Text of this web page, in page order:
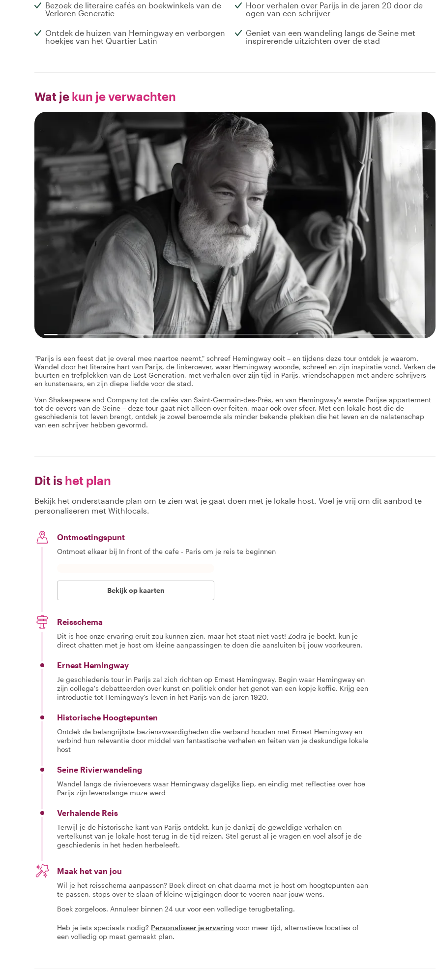
Bezoek de literaire cafés en boekwinkels van de
Verloren Generatie
Hoor verhalen over Parijs in de jaren 20 door de
ogen van een schrijver
Ontdek de huizen van Hemingway en verborgen
hoekjes van het Quartier Latin
Geniet van een wandeling langs de Seine met
inspirerende uitzichten over de stad
Wat je kun je verwachten
"Parijs is een feest dat je overal mee naartoe neemt," schreef Hemingway ooit – en tijdens deze tour ontdek je waarom.
Wandel door het literaire hart van Parijs, de linkeroever, waar Hemingway woonde, schreef en zijn inspiratie vond. Verken de
buurten en trefplekken van de Lost Generation, met verhalen over zijn tijd in Parijs, vriendschappen met andere schrijvers
en kunstenaars, en zijn diepe liefde voor de stad.
Van Shakespeare and Company tot de cafés van Saint-Germain-des-Prés, en van Hemingway's eerste Parijse appartement
tot de oevers van de Seine – deze tour gaat niet alleen over feiten, maar ook over sfeer. Met een lokale host die de
geschiedenis tot leven brengt, ontdek je zowel beroemde als minder bekende plekken die het leven en de nalatenschap
van een schrijver hebben gevormd.
Dit is het plan
Bekijk het onderstaande plan om te zien wat je gaat doen met je lokale host. Voel je vrij om dit aanbod te
personaliseren met Withlocals.
Ontmoetingspunt
Ontmoet elkaar bij In front of the cafe - Paris om je reis te beginnen
Bekijk op kaarten
Reisschema
Dit is hoe onze ervaring eruit zou kunnen zien, maar het staat niet vast! Zodra je boekt, kun je
direct chatten met je host om kleine aanpassingen te doen die aansluiten bij jouw voorkeuren.
Ernest Hemingway
Je geschiedenis tour in Parijs zal zich richten op Ernest Hemingway. Begin waar Hemingway en
zijn collega's debatteerden over kunst en politiek onder het genot van een kopje koffie. Krijg een
introductie tot Hemingway's leven in het Parijs van de jaren 1920.
Historische Hoogtepunten
Ontdek de belangrijkste bezienswaardigheden die verband houden met Ernest Hemingway en
verbind hun relevantie door middel van fantastische verhalen en feiten van je deskundige lokale
host
Seine Rivierwandeling
Wandel langs de rivieroevers waar Hemingway dagelijks liep, en eindig met reflecties over hoe
Parijs zijn levenslange muze werd
Verhalende Reis
Terwijl je de historische kant van Parijs ontdekt, kun je dankzij de geweldige verhalen en
vertelkunst van je lokale host terug in de tijd reizen. Stel gerust al je vragen en voel alsof je de
geschiedenis in het heden herbeleeft.
Maak het van jou
Wil je het reisschema aanpassen? Boek direct en chat daarna met je host om hoogtepunten aan
te passen, stops over te slaan of kleine wijzigingen door te voeren naar jouw wens.
Boek zorgeloos. Annuleer binnen 24 uur voor een volledige terugbetaling.
Heb je iets speciaals nodig? Personaliseer je ervaring voor meer tijd, alternatieve locaties of
een volledig op maat gemaakt plan.